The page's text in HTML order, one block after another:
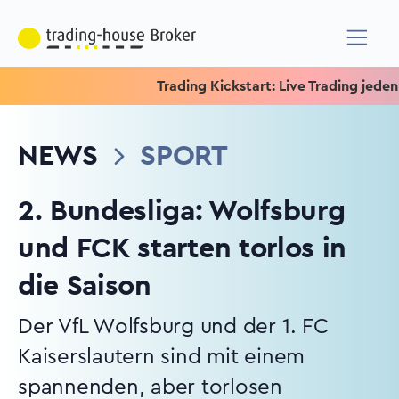
Trading Kickstart: Live Trading jeden
NEWS
SPORT
2. Bundesliga: Wolfsburg
und FCK starten torlos in
die Saison
Der VfL Wolfsburg und der 1. FC
Kaiserslautern sind mit einem
spannenden, aber torlosen